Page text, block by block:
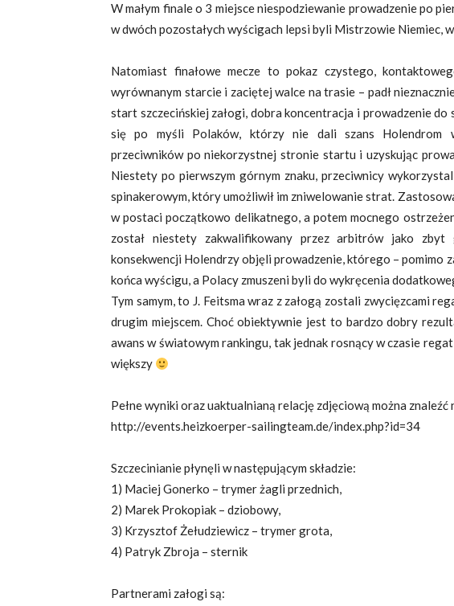
W małym finale o 3 miejsce niespodziewanie prowadzenie po
w dwóch pozostałych wyścigach lepsi byli Mistrzowie Niemiec,
Natomiast finałowe mecze to pokaz czystego,
wyrównanym starcie i zaciętej walce na trasie – padł
start szczecińskiej załogi, dobra koncentracja i prowadzenie do
się po myśli Polaków, którzy nie dali szans Holendrom
przeciwników po niekorzystnej stronie startu i uzyskując
Niestety po pierwszym górnym znaku, przeciwnicy
spinakerowym, który umożliwił im zniwelowanie strat.
w postaci początkowo delikatnego, a potem mocnego
został niestety zakwalifikowany przez arbitrów jako zbyt
konsekwencji Holendrzy objęli prowadzenie, którego – pomimo
końca wyścigu, a Polacy zmuszeni byli do wykręcenia
Tym samym, to J. Feitsma wraz z załogą zostali zwycięzcami
drugim miejscem. Choć obiektywnie jest to bardzo dobry
awans w światowym rankingu, tak jednak rosnący w czasie
większy
Pełne wyniki oraz uaktualnianą relację zdjęciową można
http://events.heizkoerper-sailingteam.de/index.php?id=34
Szczecinianie płynęli w następującym składzie:
1) Maciej Gonerko – trymer żagli przednich,
2) Marek Prokopiak – dziobowy,
3) Krzysztof Żełudziewicz – trymer grota,
4) Patryk Zbroja – sternik
Partnerami załogi są: